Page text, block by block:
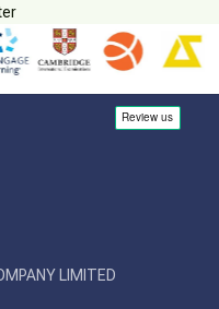
LIMITED